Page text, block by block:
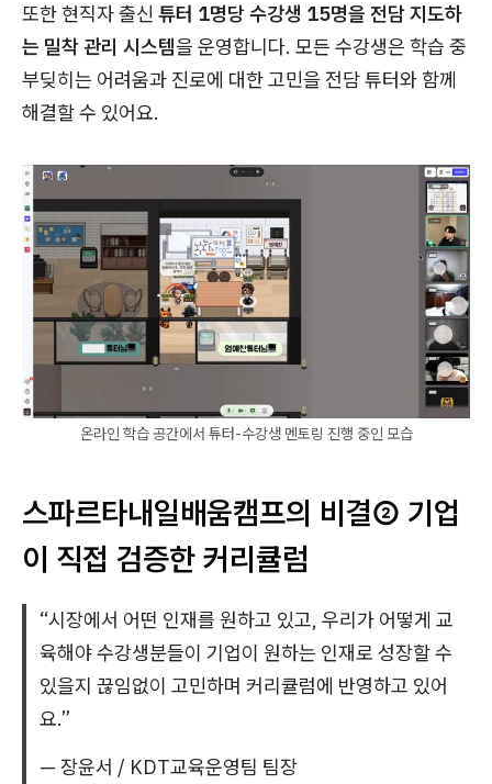
또한 현직자 출신 튜터 1명당 수강생 15명을 전담 지도하
는 밀착 관리 시스템을 운영합니다. 모든 수강생은 학습 중
부딪히는 어려움과 진로에 대한 고민을 전담 튜터와 함께
해결할 수 있어요.
온라인 학습 공간에서 튜터-수강생 멘토링 진행 중인 모습
스파르타내일배움캠프의 비결② 기업
이 직접 검증한 커리큘럼
“시장에서 어떤 인재를 원하고 있고, 우리가 어떻게 교
육해야 수강생분들이 기업이 원하는 인재로 성장할 수
있을지 끊임없이 고민하며 커리큘럼에 반영하고 있어
요.”
— 장윤서 / KDT교육운영팀 팀장